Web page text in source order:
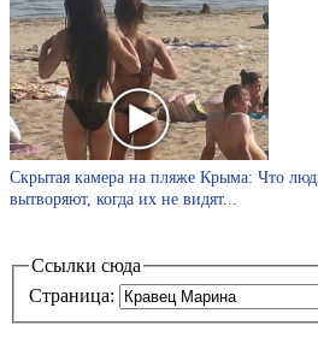
Скрытая камера на пляже Крыма: Что
вытворяют, когда их не видят...
Ссылки сюда
Страница: